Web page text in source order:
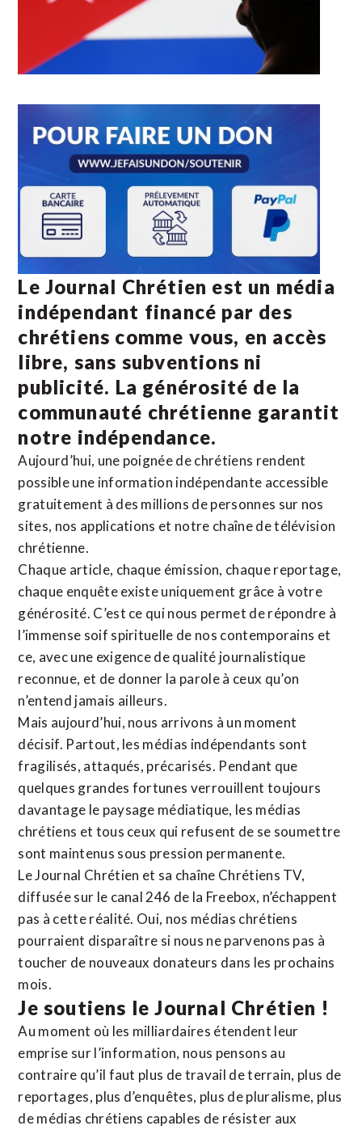
Le Journal Chrétien est un média
indépendant financé par des
chrétiens comme vous, en accès
libre, sans subventions ni
publicité. La générosité de la
communauté chrétienne garantit
notre indépendance.
Aujourd’hui, une poignée de chrétiens rendent
possible une information indépendante accessible
gratuitement à des millions de personnes sur nos
sites, nos applications et notre chaîne de télévision
chrétienne.
Chaque article, chaque émission, chaque reportage,
chaque enquête existe uniquement grâce à votre
générosité. C’est ce qui nous permet de répondre à
l’immense soif spirituelle de nos contemporains et
ce, avec une exigence de qualité journalistique
reconnue, et de donner la parole à ceux qu’on
n’entend jamais ailleurs.
Mais aujourd’hui, nous arrivons à un moment
décisif. Partout, les médias indépendants sont
fragilisés, attaqués, précarisés. Pendant que
quelques grandes fortunes verrouillent toujours
davantage le paysage médiatique, les médias
chrétiens et tous ceux qui refusent de se soumettre
sont maintenus sous pression permanente.
Le Journal Chrétien et sa chaîne Chrétiens TV,
diffusée sur le canal 246 de la Freebox, n’échappent
pas à cette réalité. Oui, nos médias chrétiens
pourraient disparaître si nous ne parvenons pas à
toucher de nouveaux donateurs dans les prochains
mois.
Je soutiens le Journal Chrétien !
Au moment où les milliardaires étendent leur
emprise sur l’information, nous pensons au
contraire qu’il faut plus de travail de terrain, plus de
reportages, plus d’enquêtes, plus de pluralisme, plus
de médias chrétiens capables de résister aux